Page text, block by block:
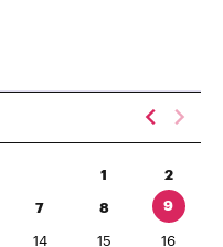
1 2
7 8 9
14 15 16